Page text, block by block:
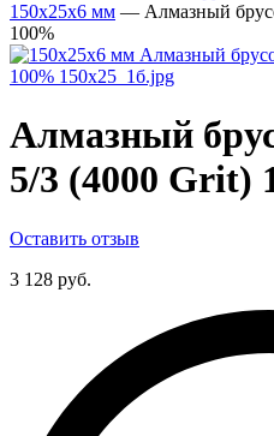
150х25х6 мм — Алмазный
100%
Алмазный
5/3 (4000 Grit)
Оставить отзыв
3 128 руб.